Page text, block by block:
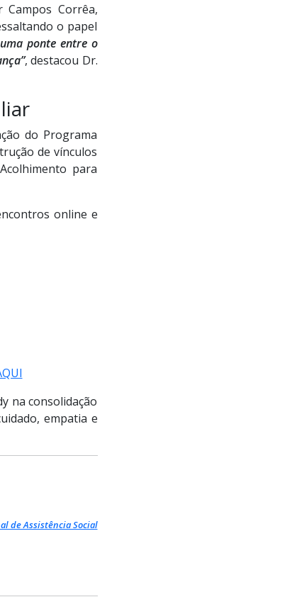
Campos Corrêa,
o papel
ponte entre o
, destacou Dr.
do Programa
de vínculos
para
online e
na consolidação
empatia e
de Assistência Social